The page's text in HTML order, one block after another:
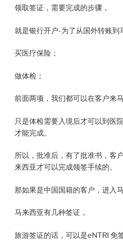
领取签证，需要完成的步骤，
就是银行开户-为了从国外转账到
买医疗保险；
做体检；
前面两项，我们都可以在客户来
只是体检需要入境后才可以到医
才能完成。
所以，批准后，有了批准书，客
来西亚才可以完成领签手续的。
那如果是中国国籍的客户，进入
马来西亚有几种签证，
旅游签证的话，可以是eNTRI 免